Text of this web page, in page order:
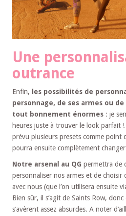
Une
outrance
Enfin,
les possibilités de
personnage, de ses armes ou
tout bonnement énormes : je
heures juste à trouver le look parfait
prévu plusieurs presets comme point
pourra ensuite complètement
Notre arsenal au QG permettra de
personnaliser nos armes et de choisir
avec nous (que l’on utilisera ensuite
Bien sûr, il s’agit de Saints Row, donc
s’avèrent assez absurdes. A noter